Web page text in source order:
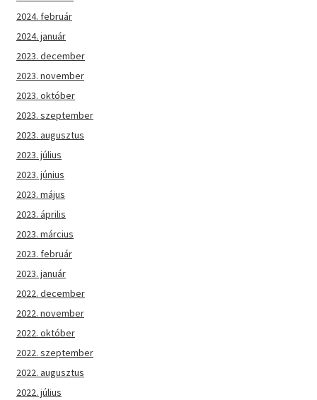
2024. február
2024. január
2023. december
2023. november
2023. október
2023. szeptember
2023. augusztus
2023. július
2023. június
2023. május
2023. április
2023. március
2023. február
2023. január
2022. december
2022. november
2022. október
2022. szeptember
2022. augusztus
2022. július